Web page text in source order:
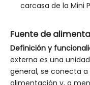
carcasa de la Mini
Fuente de
Definición y
externa es una
general, se conecta a
alimentación y, a